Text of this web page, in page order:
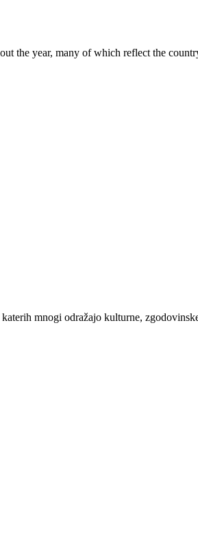
the year, many of which reflect the
mnogi odražajo kulturne,